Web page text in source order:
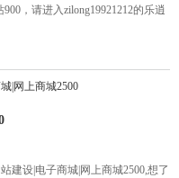
，请进入zilong19921212的乐逍
建设|电子商城|网上商城2500,想了